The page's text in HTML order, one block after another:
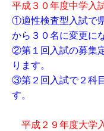
平成３０年度中学入
①適性検査型入試で
から３０名に変更に
②第１回入試の募集
ります。
③第２回入試で２科
す。
平成２９年度大学